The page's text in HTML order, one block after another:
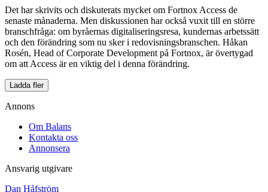
Det har skrivits och diskuterats mycket om Fortnox Access de
senaste månaderna. Men diskussionen har också vuxit till en större
branschfråga: om byråernas digitaliseringsresa, kundernas arbetssätt
och den förändring som nu sker i redovisningsbranschen. Håkan
Rosén, Head of Corporate Development på Fortnox, är övertygad
om att Access är en viktig del i denna förändring.
Ladda fler
Annons
Om Balans
Kontakta oss
Annonsera
Ansvarig utgivare
Dan Håfström